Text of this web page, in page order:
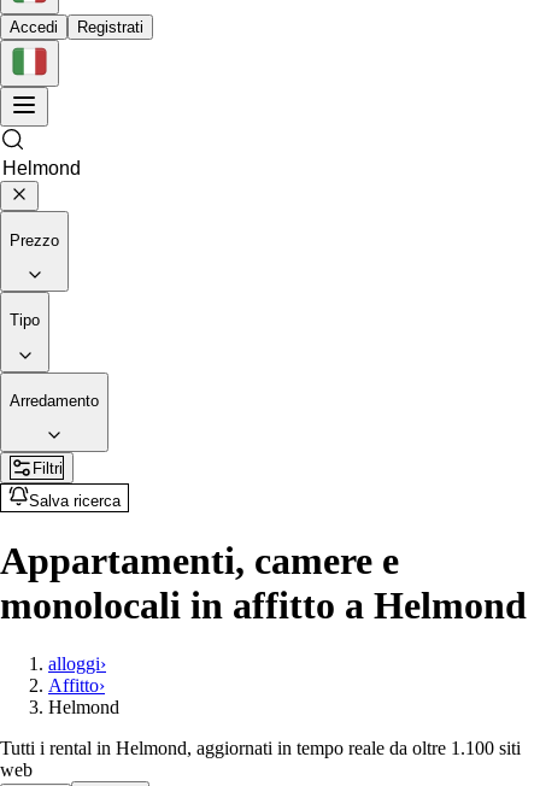
Accedi Registrati
Prezzo
Tipo
Arredamento
Filtri
Salva ricerca
Appartamenti, camere e
monolocali in affitto a Helmond
alloggi›
Affitto›
Helmond
Tutti i rental in Helmond, aggiornati in tempo reale da oltre 1.100 siti
web